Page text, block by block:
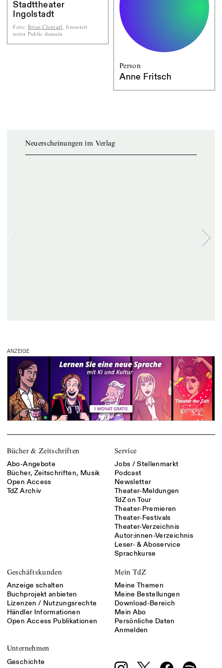
Stadttheater
Ingolstadt
Foto: Brian Clontarf, lizensiert
unter Public domain
Person
Anne Fritsch
Neuerscheinungen im Verlag
ANZEIGE
Bücher & Zeitschriften
Abo-Angebote
Bücher, Zeitschriften, Musik
Open Access
TdZ Archiv
Service
Jobs / Stellenmarkt
Podcast
Newsletter
Theater-Meldungen
TdZ on Tour
Theater-Premieren
Theater-Festivals
Theater-Verzeichnis
Autor:innen-Verzeichnis
Leser- & Aboservice
Sprachkurse
Geschäftskunden
Anzeige schalten
Buchprojekt anbieten
Lizenzen / Nutzungsrechte
Händler Informationen
Open Access Publikationen
Mein TdZ
Meine Themen
Meine Bestellungen
Download-Bereich
Mein Abo
Persönliche Daten
Anmelden
Unternehmen
Geschichte